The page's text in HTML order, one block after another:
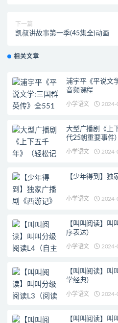
下一篇
凯叔讲故事第一季(45集全)动画
相关文章
浦宇平《平说文
音频课程
小学语文 2024-
大型广播剧《上
代25朝重要事件）
小学语文 2024-
【少年得到】独
小学语文 2024-
【叫叫阅读】叫
序表达）
小学语文 2024-
【叫叫阅读】叫
学经典）
小学语文 2024-
【叫叫阅读】叫